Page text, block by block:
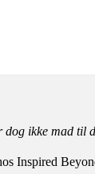
dog ikke mad til
Inspired